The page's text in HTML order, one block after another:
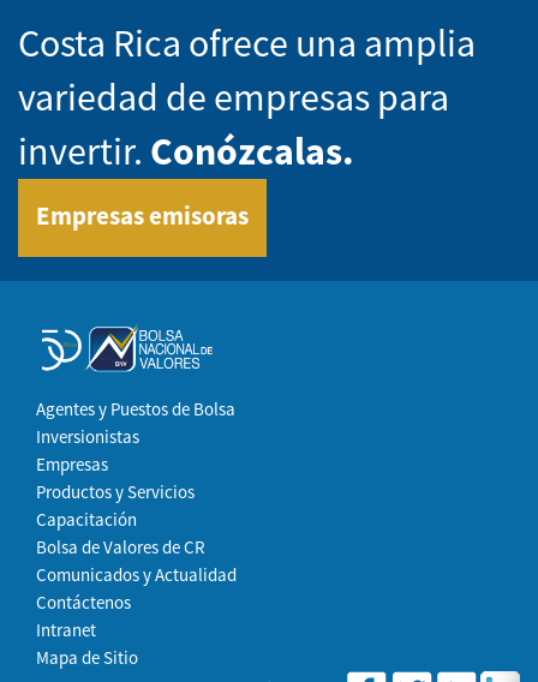
Costa Rica ofrece una amplia
variedad de empresas para
invertir. Conózcalas.
Empresas emisoras
Agentes y Puestos de Bolsa
Inversionistas
Empresas
Productos y Servicios
Capacitación
Bolsa de Valores de CR
Comunicados y Actualidad
Contáctenos
Intranet
Mapa de Sitio